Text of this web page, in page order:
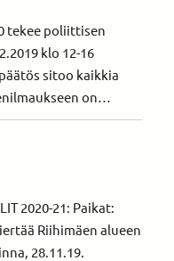
tekee poliittisen
klo 12-16
sitoo kaikkia
on…
2020-21: Paikat:
Riihimäen alueen
28.11.19.